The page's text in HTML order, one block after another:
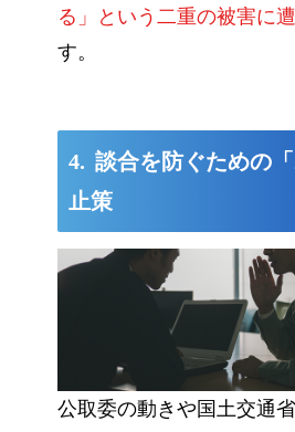
る」という二重の被害に
す。
談合を防ぐための
止策
公取委の動きや国土交通